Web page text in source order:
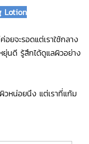
Lotion
ยจะรอดแต่เราใช้กลาง
นดี รู้สึกได้ดูแลผิวอย่าง
วหน่อยนึง แต่เราที่แก้ม